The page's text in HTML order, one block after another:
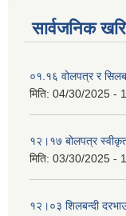
सार्वजनिक
०१.१६ वोलपत्र र
मिति: 04/30/2025 -
१२।१७ बोलपत्र
मिति: 03/30/2025 -
१२।०३ शिलबन्दी